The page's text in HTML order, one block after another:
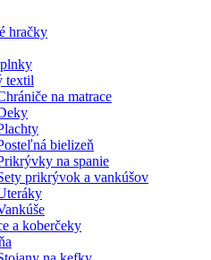
hračky
textil
na matrace
bielizeň
na spanie
prikrývok a vankúšov
a koberčeky